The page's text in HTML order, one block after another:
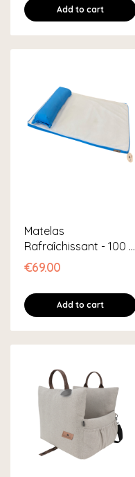
Add to cart
Matelas
Rafraîchissant - 100 X
70 Cm
€69.00
Add to cart